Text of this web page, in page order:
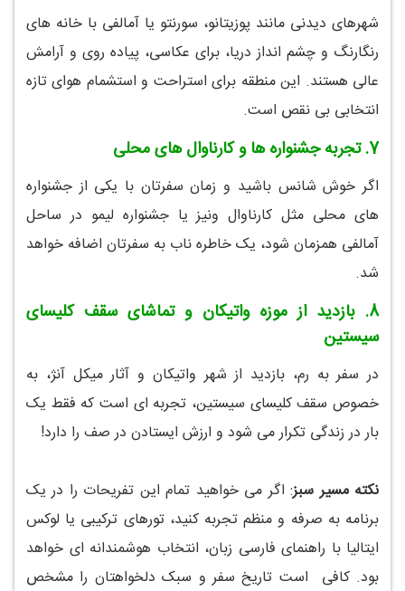
شهرهای دیدنی مانند پوزیتانو، سورنتو یا آمالفی با خانه های
رنگارنگ و چشم انداز دریا، برای عکاسی، پیاده روی و آرامش
عالی هستند. این منطقه برای استراحت و استشمام هوای تازه
انتخابی بی نقص است.
7. تجربه جشنواره ها و کارناوال های محلی
اگر خوش شانس باشید و زمان سفرتان با یکی از جشنواره
های محلی مثل کارناوال ونیز یا جشنواره لیمو در ساحل
آمالفی همزمان شود، یک خاطره ناب به سفرتان اضافه خواهد
شد.
8. بازدید از موزه واتیکان و تماشای سقف کلیسای
سیستین
در سفر به رم، بازدید از شهر واتیکان و آثار میکل آنژ، به
خصوص سقف کلیسای سیستین، تجربه ای است که فقط یک
بار در زندگی تکرار می شود و ارزش ایستادن در صف را دارد!
نکته مسیر سبز: اگر می خواهید تمام این تفریحات را در یک
برنامه به صرفه و منظم تجربه کنید، تورهای ترکیبی یا لوکس
ایتالیا با راهنمای فارسی زبان، انتخاب هوشمندانه ای خواهد
بود. کافی است تاریخ سفر و سبک دلخواهتان را مشخص